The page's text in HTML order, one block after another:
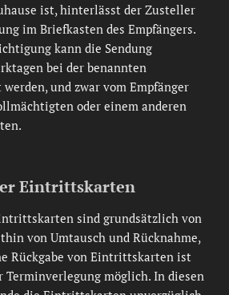
ist, hinterlässt der Zusteller
im Briefkasten des Empfängers.
kann die Sendung
bei der benannten
und zwar vom Empfänger
oder einem anderen
Eintrittskarten
sind grundsätzlich von
von Umtausch und Rücknahme,
Rückgabe von Eintrittskarten ist
Terminverlegung möglich. In diesen